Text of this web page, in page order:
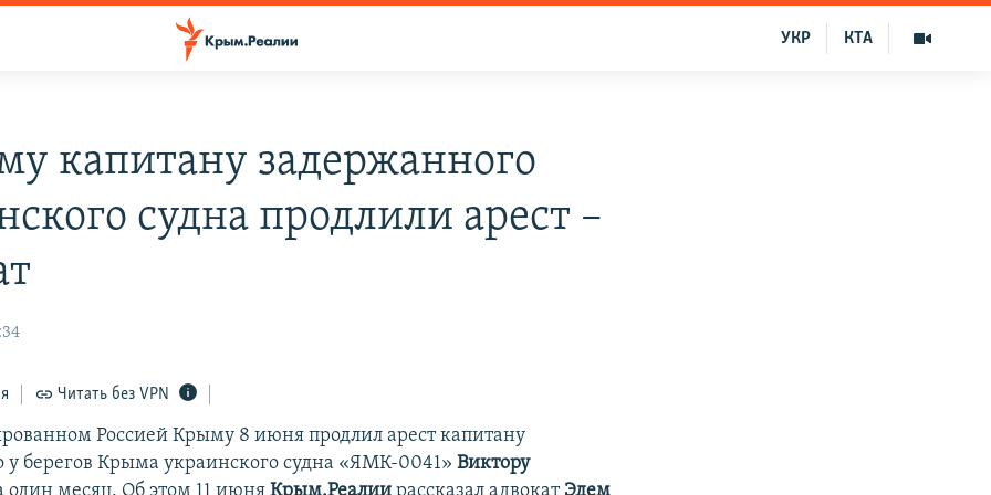
КТА
УКР
капитану задержанного
судна продлили арест –
Читать без VPN
Россией Крыму 8 июня продлил арест капитану
у берегов Крыма украинского судна «ЯМК-0041»Виктору